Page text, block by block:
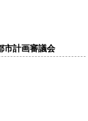
市計画審議会